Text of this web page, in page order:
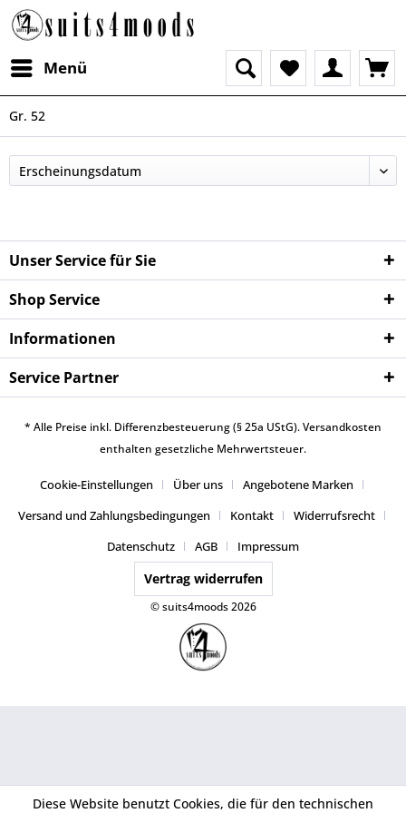
Menü
Gr. 52
Unser Service für Sie
Shop Service
Informationen
Service Partner
* Alle Preise inkl. Differenzbesteuerung (§ 25a UStG).Versandkosten
enthalten gesetzliche Mehrwertsteuer.
Cookie-Einstellungen Über uns
Angebotene Marken
Versand und Zahlungsbedingungen
Kontakt
Widerrufsrecht
Datenschutz
AGB Impressum
Vertrag widerrufen
© suits4moods 2026
Diese Website benutzt Cookies, die für den technischen